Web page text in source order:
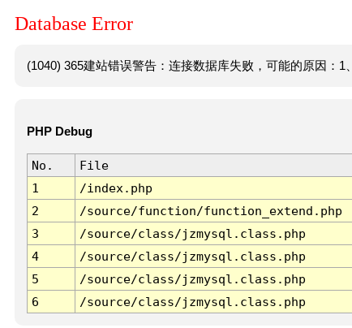
Database Error
(1040) 365建站错误警告：连接数据库失败，可能的原因：1
PHP Debug
No. File
1
/index.php
2
/source/function/function_extend.php
3
/source/class/jzmysql.class.php
4
/source/class/jzmysql.class.php
5
/source/class/jzmysql.class.php
6
/source/class/jzmysql.class.php